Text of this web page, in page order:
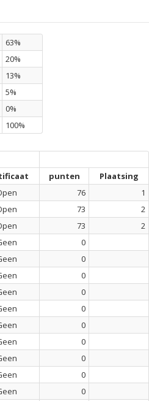
63%
20%
13%
5%
0%
100%
punten
Plaatsing
76
1
73
2
73
2
0
0
0
0
0
0
0
0
0
0